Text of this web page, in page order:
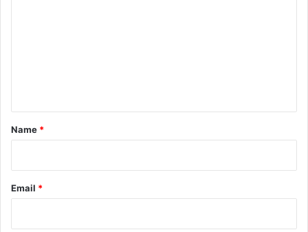
*
Name *
Email *